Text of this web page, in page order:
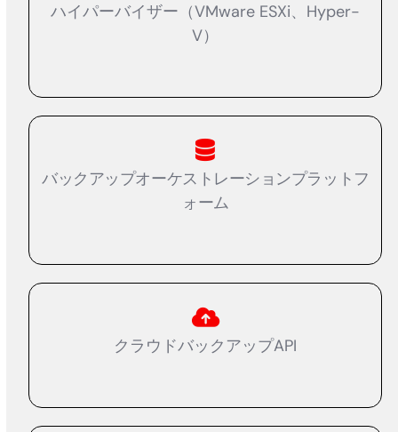
ハイパーバイザー（VMware ESXi、Hyper-
V）
バックアップオーケストレーションプラットフ
ォーム
クラウドバックアップAPI